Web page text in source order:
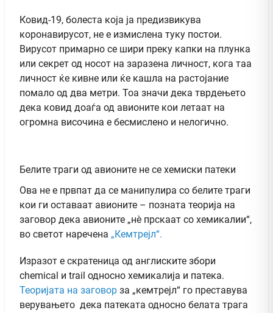
Ковид-19, болеста која ја предизвикува
коронавирусот, не е измислена туку постои.
Вирусот примарно се шири преку капки на плунка
или секрет од носот на заразена личност, кога таа
личност ќе кивне или ќе кашла на растојание
помало од два метри. Тоа значи дека тврдењето
дека ковид доаѓа од авионите кои летаат на
огромна височина е бесмислено и нелогично.
Белите траги од авионите не се хемиски патеки
Ова не е првпат да се манипулира со белите траги
кои ги оставаат авионите – позната теорија на
заговор дека авионите „нè прскаат со хемикалии“,
во светот наречена „Кемтрејл“.
Изразот е скратеница од англиските збори
chemical и trail односно хемикалија и патека.
Теоријата на заговор за „кемтрејл“ го преставува
верувањето дека патеката односно белата трага